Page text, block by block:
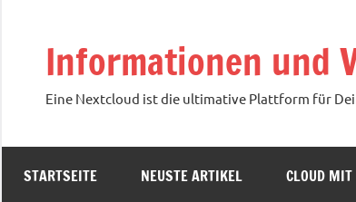
Informationen und
Eine Nextcloud ist die ultimative Plattform für
STARTSEITE NEUSTE ARTIKEL CLOUD